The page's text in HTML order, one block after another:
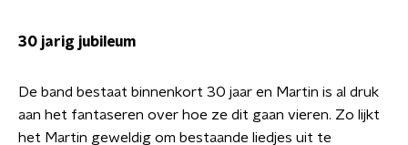
30 jarig jubileum
De band bestaat binnenkort 30 jaar en Martin is al druk
aan het fantaseren over hoe ze dit gaan vieren. Zo lijkt
het Martin geweldig om bestaande liedjes uit te